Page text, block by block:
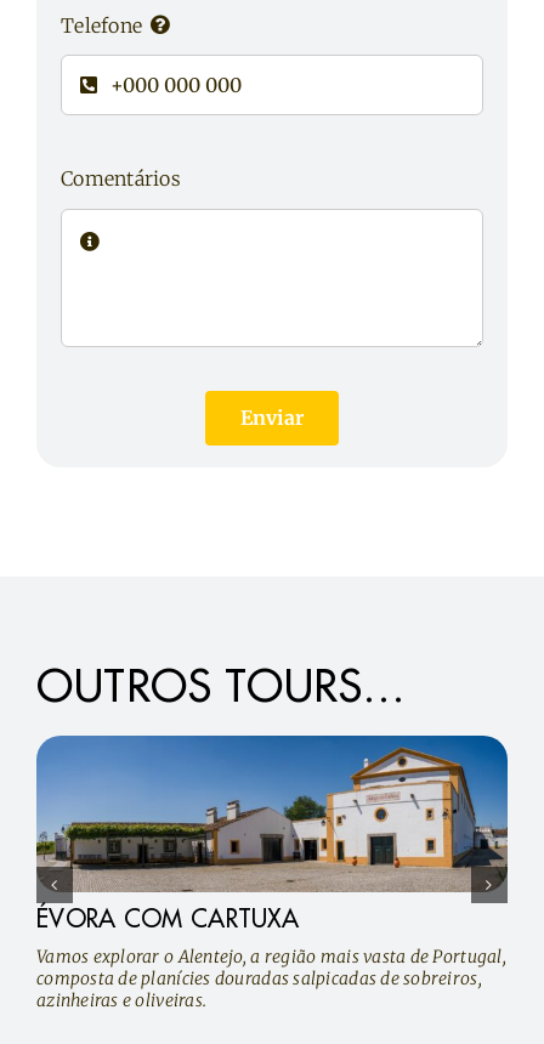
Telefone
Comentários
Enviar
OUTROS TOURS…
ÉVORA COM CARTUXA
Vamos explorar o Alentejo, a região mais vasta de Portugal,
composta de planícies douradas salpicadas de sobreiros,
azinheiras e oliveiras.